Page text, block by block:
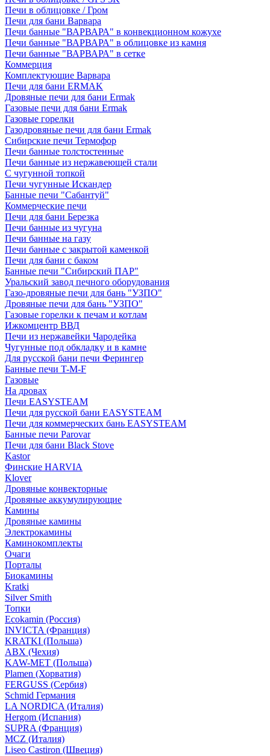
Печи в облицовке / Гром
Печи для бани Варвара
Печи банные "ВАРВАРА" в конвекционном кожухе
Печи банные "ВАРВАРА" в облицовке из камня
Печи банные "ВАРВАРА" в сетке
Коммерция
Комплектующие Варвара
Печи для бани ERMAK
Дровяные печи для бани Ermak
Газовые печи для бани Ermak
Газовые горелки
Газодровяные печи для бани Ermak
Сибирские печи Термофор
Печи банные толстостенные
Печи банные из нержавеющей стали
С чугунной топкой
Печи чугунные Искандер
Банные печи "Сабантуй"
Коммерческие печи
Печи для бани Березка
Печи банные из чугуна
Печи банные на газу
Печи банные с закрытой каменкой
Печи для бани с баком
Банные печи "Сибирский ПАР"
Уральский завод печного оборудования
Газо-дровяные печи для бань "УЗПО"
Дровяные печи для бань "УЗПО"
Газовые горелки к печам и котлам
Ижкомцентр ВВД
Печи из нержавейки Чародейка
Чугунные под обкладку и в камне
Для русской бани печи Ферингер
Банные печи T-M-F
Газовые
На дровах
Печи EASYSTEAM
Печи для русской бани EASYSTEAM
Печи для коммерческих бань EASYSTEAM
Банные печи Parovar
Печи для бани Black Stove
Kastor
Финские HARVIA
Klover
Дровяные конвекторные
Дровяные аккумулирующие
Камины
Дровяные камины
Электрокамины
Каминокомплекты
Очаги
Порталы
Биокамины
Kratki
Silver Smith
Топки
Ecokamin (Россия)
INVICTA (Франция)
KRATKI (Польша)
ABX (Чехия)
KAW-MET (Польша)
Plamen (Хорватия)
FERGUSS (Сербия)
Schmid Германия
LA NORDICA (Италия)
Hergom (Испания)
SUPRA (Франция)
MCZ (Италия)
Liseo Castiron (Швеция)